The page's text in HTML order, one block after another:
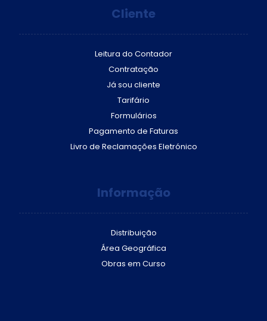
Cliente
Leitura do Contador
Contratação
Já sou cliente
Tarifário
Formulários
Pagamento de Faturas
Livro de Reclamações Eletrónico
Informação
Distribuição
Área Geográfica
Obras em Curso